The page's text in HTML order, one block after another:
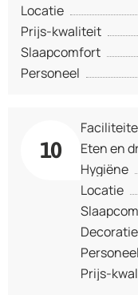
Locatie
Prijs-kwaliteit
Slaapcomfort
Personeel
10
Eten en
Hygiëne
Locatie
Decoratie
Personeel
Prijs-